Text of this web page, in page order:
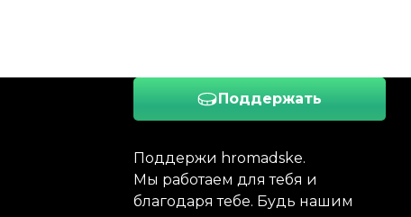
Поддержать
Поддержи hromadske.
Мы работаем для тебя и
благодаря тебе. Будь нашим